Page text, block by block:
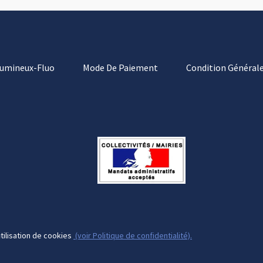
Fluo Mode De Paiement Condition
de cookies (voir Politique de confidentialité).